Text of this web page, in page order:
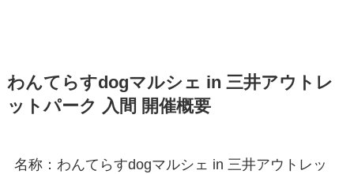
わんてらすdogマルシェ in 三井アウトレ
ットパーク 入間 開催概要
名称：わんてらすdogマルシェ in 三井アウトレッ